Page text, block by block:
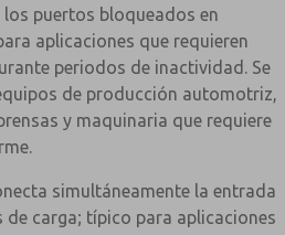
puertos bloqueados en
aplicaciones que requieren
periodos de inactividad. Se
de producción automotriz,
y maquinaria que requiere
simultáneamente la entrada
de carga; típico para aplicaciones